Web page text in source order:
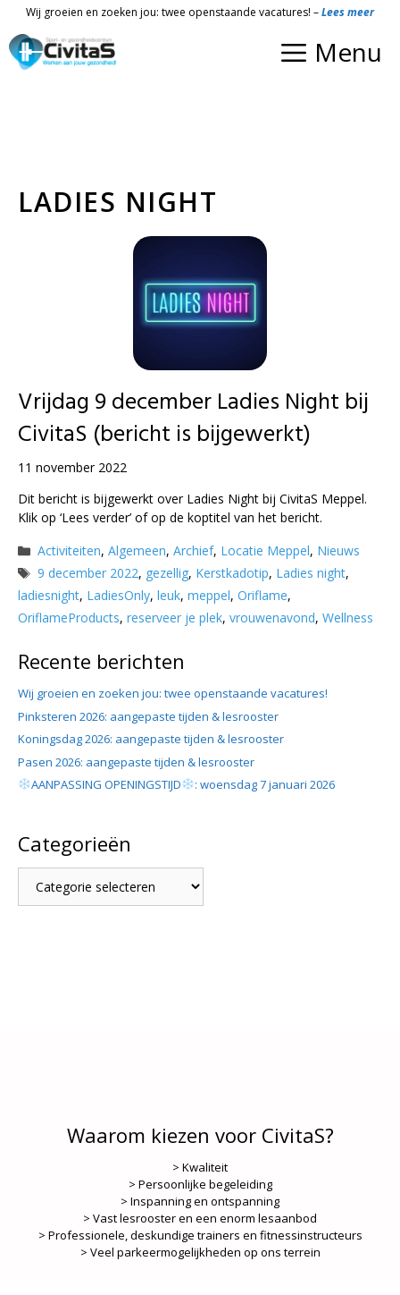
de
inhoud
Wij groeien en zoeken jou: twee openstaande vacatures! –Lees meer
Menu
LADIES NIGHT
Vrijdag 9 december Ladies Night bij
CivitaS (bericht is bijgewerkt)
11 november 2022
Dit bericht is bijgewerkt over Ladies Night bij CivitaS Meppel.
Klik op ‘Lees verder’ of op de koptitel van het bericht.
Categorieën
Activiteiten,Algemeen,Archief, Locatie Meppel, Nieuws
Tags
9 december 2022, gezellig, Kerstkadotip, Ladies night,
ladiesnight, LadiesOnly, leuk, meppel, Oriflame,
OriflameProducts, reserveer je plek, vrouwenavond, Wellness
Recente berichten
Wij groeien en zoeken jou: twee openstaande vacatures!
Pinksteren 2026: aangepaste tijden & lesrooster
Koningsdag 2026: aangepaste tijden & lesrooster
Pasen 2026: aangepaste tijden & lesrooster
AANPASSING OPENINGSTIJD
: woensdag 7 januari 2026
Categorieën
Waarom kiezen voor CivitaS?
> Kwaliteit
> Persoonlijke begeleiding
> Inspanning en ontspanning
> Vast lesrooster en een enorm lesaanbod
> Professionele, deskundige trainers en fitnessinstructeurs
> Veel parkeermogelijkheden op ons terrein